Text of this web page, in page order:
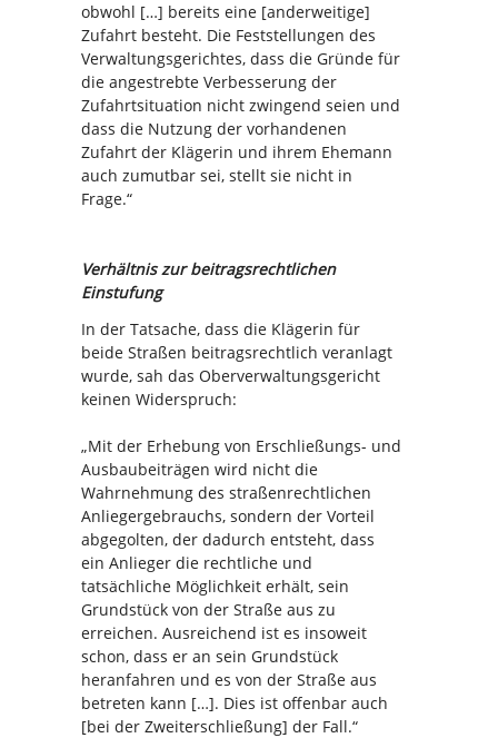
obwohl […] bereits eine [anderweitige]
Zufahrt besteht. Die Feststellungen des
Verwaltungsgerichtes, dass die Gründe für
die angestrebte Verbesserung der
Zufahrtsituation nicht zwingend seien und
dass die Nutzung der vorhandenen
Zufahrt der Klägerin und ihrem Ehemann
auch zumutbar sei, stellt sie nicht in
Frage.“
Verhältnis zur beitragsrechtlichen
Einstufung
In der Tatsache, dass die Klägerin für
beide Straßen beitragsrechtlich veranlagt
wurde, sah das Oberverwaltungsgericht
keinen Widerspruch:
„Mit der Erhebung von Erschließungs- und
Ausbaubeiträgen wird nicht die
Wahrnehmung des straßenrechtlichen
Anliegergebrauchs, sondern der Vorteil
abgegolten, der dadurch entsteht, dass
ein Anlieger die rechtliche und
tatsächliche Möglichkeit erhält, sein
Grundstück von der Straße aus zu
erreichen. Ausreichend ist es insoweit
schon, dass er an sein Grundstück
heranfahren und es von der Straße aus
betreten kann […]. Dies ist offenbar auch
[bei der Zweiterschließung] der Fall.“